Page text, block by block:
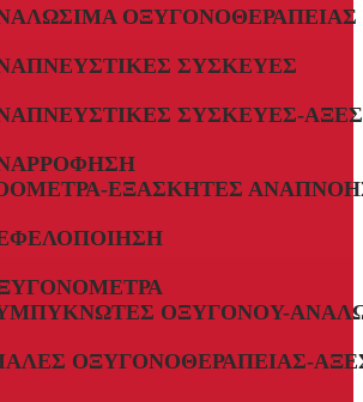
ΟΞΥΓΟΝΟΘΕΡΑΠΕΊΑΣ
ΣΥΣΚΕΥΈΣ
ΣΥΣΚΕΥΈΣ-
ΕΞΑΣΚΗΤΈΣ
ΟΞΥΓΌΝΟΥ-
ΟΞΥΓΟΝΟΘΕΡΑΠΕΊΑΣ-